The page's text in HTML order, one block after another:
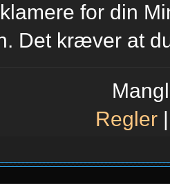
for din
Det kræver at
Regler